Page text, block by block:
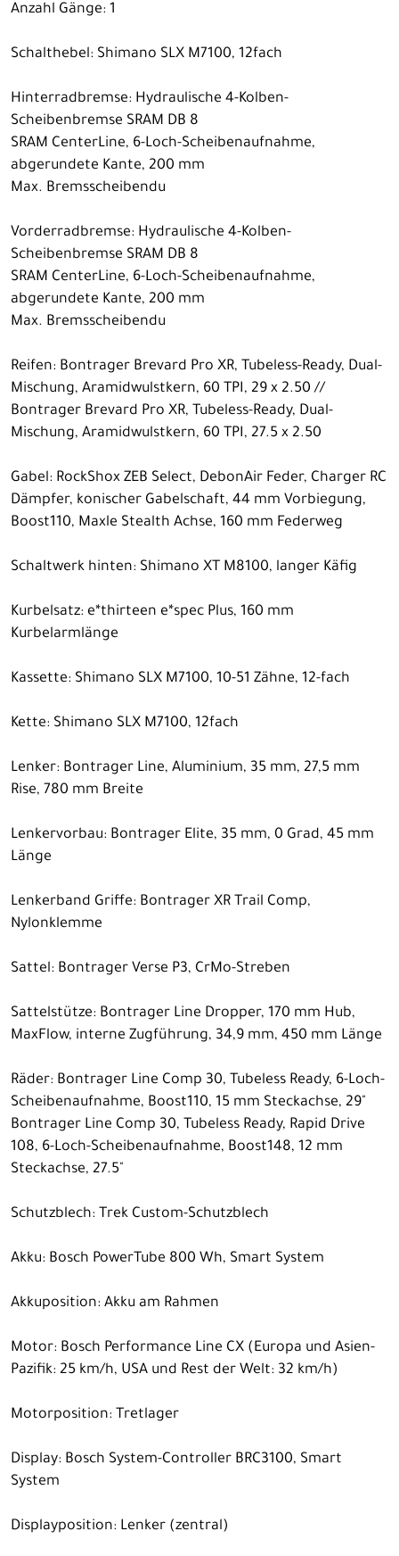
Anzahl Gänge: 1
Schalthebel: Shimano SLX M7100, 12fach
Hinterradbremse: Hydraulische 4-Kolben-
Scheibenbremse SRAM DB 8
SRAM CenterLine, 6-Loch-Scheibenaufnahme,
abgerundete Kante, 200 mm
Max. Bremsscheibendu
Vorderradbremse: Hydraulische 4-Kolben-
Scheibenbremse SRAM DB 8
SRAM CenterLine, 6-Loch-Scheibenaufnahme,
abgerundete Kante, 200 mm
Max. Bremsscheibendu
Reifen: Bontrager Brevard Pro XR, Tubeless-Ready, Dual-
Mischung, Aramidwulstkern, 60 TPI, 29 x 2.50 //
Bontrager Brevard Pro XR, Tubeless-Ready, Dual-
Mischung, Aramidwulstkern, 60 TPI, 27.5 x 2.50
Gabel: RockShox ZEB Select, DebonAir Feder, Charger RC
Dämpfer, konischer Gabelschaft, 44 mm Vorbiegung,
Boost110, Maxle Stealth Achse, 160 mm Federweg
Schaltwerk hinten: Shimano XT M8100, langer Käfig
Kurbelsatz: e*thirteen e*spec Plus, 160 mm
Kurbelarmlänge
Kassette: Shimano SLX M7100, 10-51 Zähne, 12-fach
Kette: Shimano SLX M7100, 12fach
Lenker: Bontrager Line, Aluminium, 35 mm, 27,5 mm
Rise, 780 mm Breite
Lenkervorbau: Bontrager Elite, 35 mm, 0 Grad, 45 mm
Länge
Lenkerband Griffe: Bontrager XR Trail Comp,
Nylonklemme
Sattel: Bontrager Verse P3, CrMo-Streben
Sattelstütze: Bontrager Line Dropper, 170 mm Hub,
MaxFlow, interne Zugführung, 34,9 mm, 450 mm Länge
Räder: Bontrager Line Comp 30, Tubeless Ready, 6-Loch-
Scheibenaufnahme, Boost110, 15 mm Steckachse, 29"
Bontrager Line Comp 30, Tubeless Ready, Rapid Drive
108, 6-Loch-Scheibenaufnahme, Boost148, 12 mm
Steckachse, 27.5"
Schutzblech: Trek Custom-Schutzblech
Akku: Bosch PowerTube 800 Wh, Smart System
Akkuposition: Akku am Rahmen
Motor: Bosch Performance Line CX (Europa und Asien-
Pazifik: 25 km/h, USA und Rest der Welt: 32 km/h)
Motorposition: Tretlager
Display: Bosch System-Controller BRC3100, Smart
System
Displayposition: Lenker (zentral)